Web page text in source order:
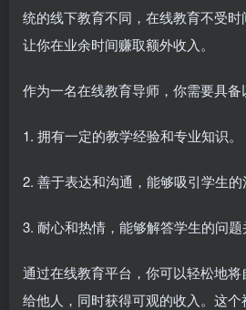
统的线下教育不同，在线教育不受
让你在业余时间赚取额外收入。
作为一名在线教育导师，你需要具备
1. 拥有一定的教学经验和专业知识。
2. 善于表达和沟通，能够吸引学生的
3. 耐心和热情，能够解答学生的问题
通过在线教育平台，你可以轻松地
给他人，同时获得可观的收入。这个